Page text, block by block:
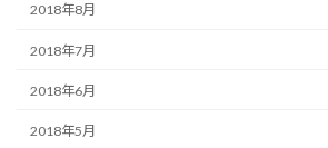
2018年8月
2018年7月
2018年6月
2018年5月